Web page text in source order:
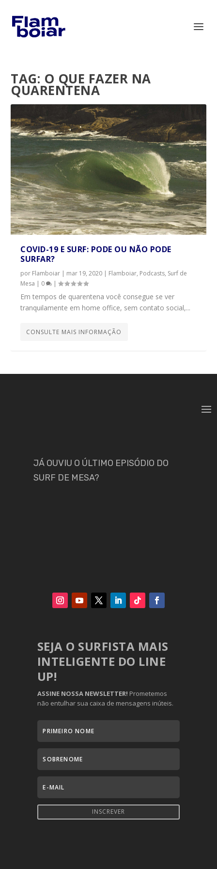
TAG: O QUE FAZER NA
QUARENTENA
COVID-19 E SURF: PODE OU NÃO PODE
SURFAR?
por Flamboiar | mar 19, 2020 | Flamboiar, Podcasts, Surf de
Mesa | 0 |
Em tempos de quarentena você consegue se ver
tranquilamente em home office, sem contato social,...
CONSULTE MAIS INFORMAÇÃO
JÁ OUVIU O ÚLTIMO EPISÓDIO DO
SURF DE MESA?
SEJA O SURFISTA MAIS
INTELIGENTE DO LINE
UP!
ASSINE NOSSA NEWSLETTER! Prometemos
não entulhar sua caixa de mensagens inúteis.
INSCREVER